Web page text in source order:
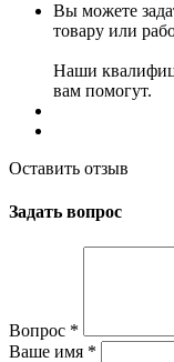
Вы можете
товару или
Наши
вам помогут.
Оставить отзыв
Задать вопрос
Вопрос *
Ваше имя *